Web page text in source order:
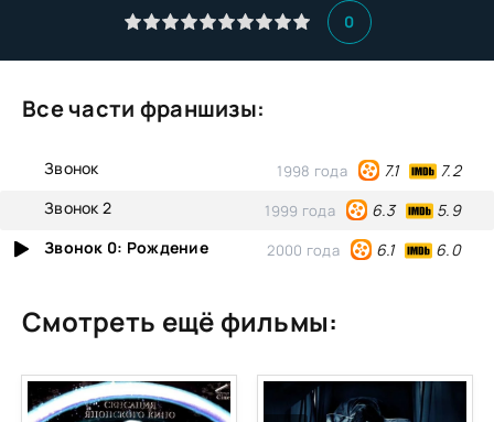
0
Все части франшизы:
Звонок 0: Рождение 2000 года 6.1 6.0
Звонок 2 1999 года 6.3 5.9
Звонок 1998 года 7.1 7.2
Смотреть ещё фильмы: